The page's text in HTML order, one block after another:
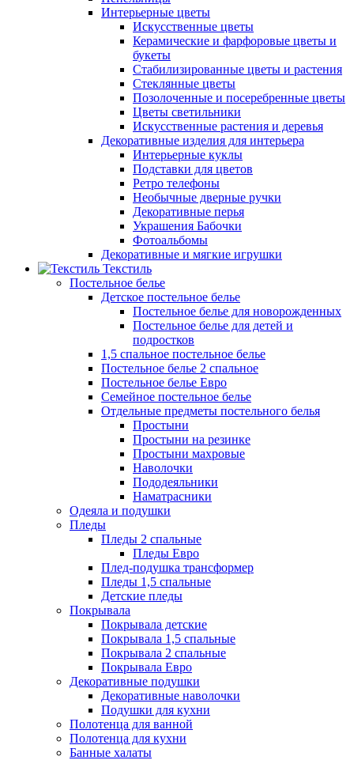
Интерьерные цветы
Искусственные цветы
Керамические и фарфоровые цветы и
букеты
Стабилизированные цветы и растения
Стеклянные цветы
Позолоченные и посеребренные цветы
Цветы светильники
Искусственные растения и деревья
Декоративные изделия для интерьера
Интерьерные куклы
Подставки для цветов
Ретро телефоны
Необычные дверные ручки
Декоративные перья
Украшения Бабочки
Фотоальбомы
Декоративные и мягкие игрушки
Текстиль
Постельное белье
Детское постельное белье
Постельное белье для новорожденных
Постельное белье для детей и
подростков
1,5 спальное постельное белье
Постельное белье 2 спальное
Постельное белье Евро
Семейное постельное белье
Отдельные предметы постельного белья
Простыни
Простыни на резинке
Простыни махровые
Наволочки
Пододеяльники
Наматрасники
Одеяла и подушки
Пледы
Пледы 2 спальные
Пледы Евро
Плед-подушка трансформер
Пледы 1,5 спальные
Детские пледы
Покрывала
Покрывала детские
Покрывала 1,5 спальные
Покрывала 2 спальные
Покрывала Евро
Декоративные подушки
Декоративные наволочки
Подушки для кухни
Полотенца для ванной
Полотенца для кухни
Банные халаты